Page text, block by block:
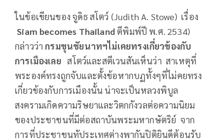
ในข้อเขียนของ จูดิธ สโตว์ (Judith A. Stowe) เรื่อง
Siam becomes Thailandตีพิมพ์ปี พ.ศ. 2534)
กล่าวว่ากรมขุนชัยนาทฯไม่เคยทรงเกี่ยวข้องกับ
การเมืองเลยสโตว์และสตีเวนสันเห็นว่า สาเหตุที่
พระองค์ทรงถูกจับและตั้งข้อหากบฏทั้งๆที่ไม่คยทรง
เกี่ยวข้องกับการเมืองนั้น น่าจะเป็นหลวงพิบูล
สงครามเกิดความริษยาและวิตกกังวลต่อความนิยม
ของประชาชนที่มีต่อสถาบันพระมหากษัตริย์ จาก
การที่ประชาชนทัประเทศต่างพากันปิติยินดีต้อนรับ